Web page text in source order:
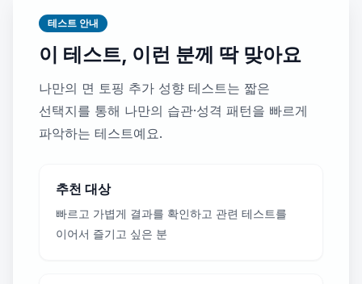
테스트 안내
이 테스트, 이런 분께 딱 맞아요
나만의 면 토핑 추가 성향 테스트는 짧은
선택지를 통해 나만의 습관·성격 패턴을 빠르게
파악하는 테스트예요.
추천 대상
빠르고 가볍게 결과를 확인하고 관련 테스트를
이어서 즐기고 싶은 분